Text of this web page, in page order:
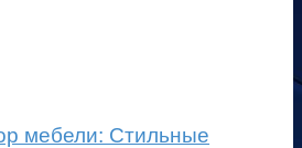
мебели: Стильные